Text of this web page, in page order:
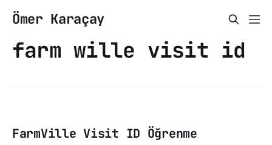
Ömer Karaçay
farm wille visit id
FarmVille Visit ID Öğrenme